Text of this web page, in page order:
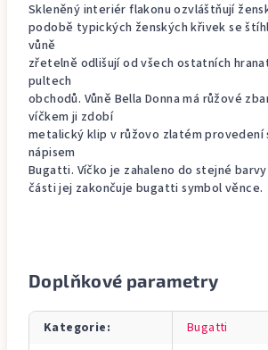
Skleněný interiér flakonu ozvláštňují
podobě typických ženských křivek se
vůně
zřetelně odlišují od všech ostatních
pultech
obchodů. Vůně Bella Donna má růžové
víčkem ji zdobí
metalický klip v růžovo zlatém provedení
nápisem
Bugatti. Víčko je zahaleno do stejné
části jej zakončuje bugatti symbol věnce.
Doplňkové parametry
Kategorie: Bugatti